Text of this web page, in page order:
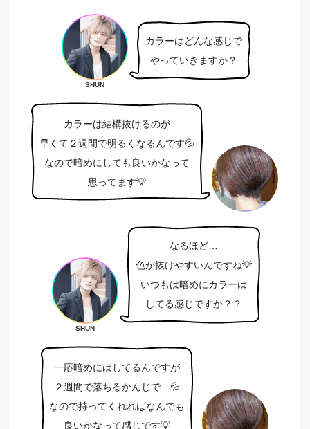
SHUN
カラーはどんな感じで
やっていきますか？
カラーは結構抜けるのが
早くて２週間で明るくなるんです💦
なので暗めにしても良いかなって
思ってます💡
SHUN
なるほど…
色が抜けやすいんですね💡
いつもは暗めにカラーは
してる感じですか？？
一応暗めにはしてるんですが
２週間で落ちるかんじで…💦
なので持ってくれればなんでも
良いかなって感じです💡